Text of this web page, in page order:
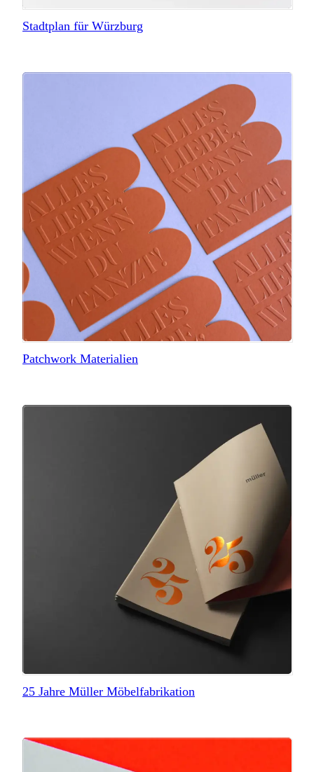
Stadtplan für Würzburg
Patchwork Materialien
25 Jahre Müller Möbelfabrikation